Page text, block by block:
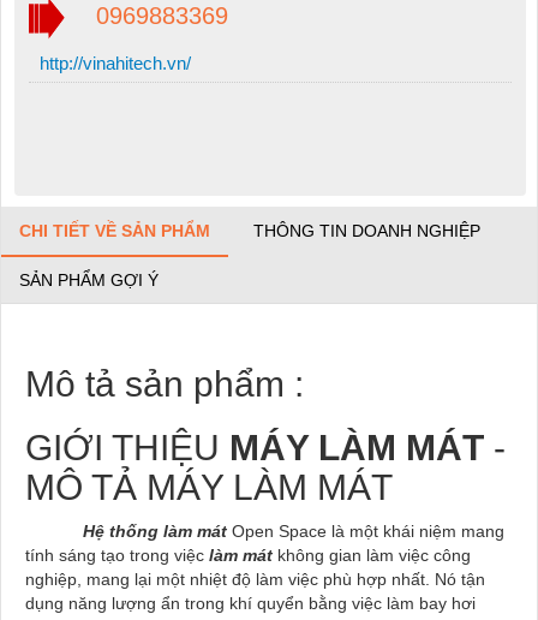
0969883369
http://vinahitech.vn/
CHI TIẾT VỀ SẢN PHẨM THÔNG TIN DOANH NGHIỆP
SẢN PHẨM GỢI Ý
Mô tả sản phẩm :
GIỚI THIỆU MÁY LÀM MÁT -
MÔ TẢ MÁY LÀM MÁT
Hệ thống làm mát Open Space là một khái niệm mang
tính sáng tạo trong việc làm mát không gian làm việc công
nghiệp, mang lại một nhiệt độ làm việc phù hợp nhất. Nó tận
dụng năng lượng ẩn trong khí quyển bằng việc làm bay hơi